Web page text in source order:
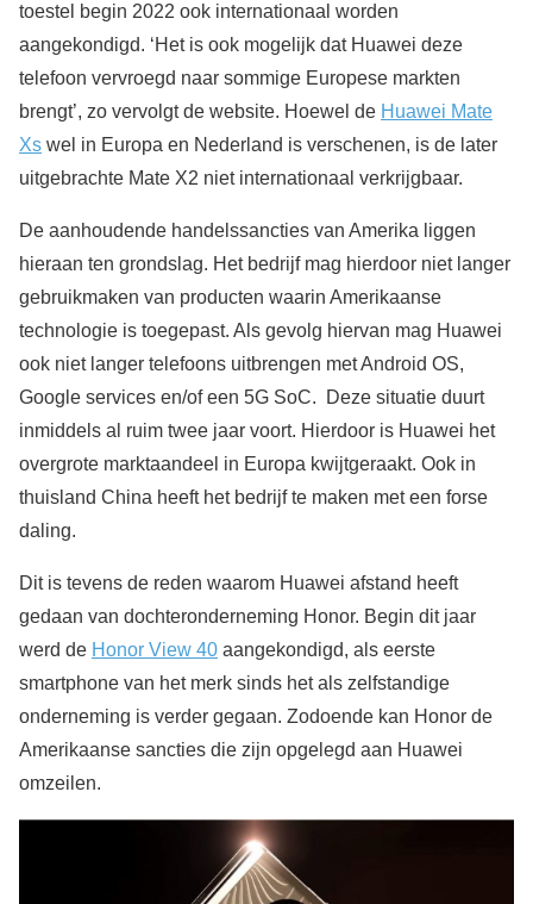
toestel begin 2022 ook internationaal worden
aangekondigd. ‘Het is ook mogelijk dat Huawei deze
telefoon vervroegd naar sommige Europese markten
brengt’, zo vervolgt de website. Hoewel de Huawei Mate
Xs wel in Europa en Nederland is verschenen, is de later
uitgebrachte Mate X2 niet internationaal verkrijgbaar.
De aanhoudende handelssancties van Amerika liggen
hieraan ten grondslag. Het bedrijf mag hierdoor niet langer
gebruikmaken van producten waarin Amerikaanse
technologie is toegepast. Als gevolg hiervan mag Huawei
ook niet langer telefoons uitbrengen met Android OS,
Google services en/of een 5G SoC. Deze situatie duurt
inmiddels al ruim twee jaar voort. Hierdoor is Huawei het
overgrote marktaandeel in Europa kwijtgeraakt. Ook in
thuisland China heeft het bedrijf te maken met een forse
daling.
Dit is tevens de reden waarom Huawei afstand heeft
gedaan van dochteronderneming Honor. Begin dit jaar
werd de Honor View 40 aangekondigd, als eerste
smartphone van het merk sinds het als zelfstandige
onderneming is verder gegaan. Zodoende kan Honor de
Amerikaanse sancties die zijn opgelegd aan Huawei
omzeilen.